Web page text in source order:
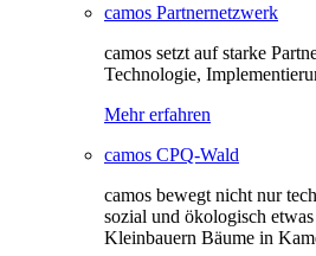
camos Partnernetzwerk
camos setzt auf starke
Technologie,
Mehr erfahren
camos CPQ-Wald
camos bewegt nicht nur
sozial und ökologisch
Kleinbauern Bäume in